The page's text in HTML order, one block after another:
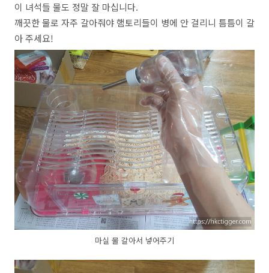
이 녀석들 물도 정말 잘 마십니다.
깨끗한 물로 자주 갈아줘야 햄토리들이 병에 안 걸리니 틈틈이 갈
아 주세요!
마실 물 갈아서 넣어주기